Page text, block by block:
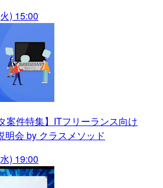
) 15:00
案件特集】ITフリーランス向け
明会 by クラスメソッド
) 19:00